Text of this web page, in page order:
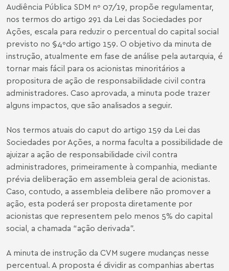
Audiência Pública SDM nº 07/19, propõe regulamentar,
nos termos do artigo 291 da Lei das Sociedades por
Ações, escala para reduzir o percentual do capital social
previsto no §4ºdo artigo 159. O objetivo da minuta de
instrução, atualmente em fase de análise pela autarquia, é
tornar mais fácil para os acionistas minoritários a
propositura de ação de responsabilidade civil contra
administradores. Caso aprovada, a minuta pode trazer
alguns impactos, que são analisados a seguir.
Nos termos atuais do caput do artigo 159 da Lei das
Sociedades por Ações, a norma faculta a possibilidade de
ajuizar a ação de responsabilidade civil contra
administradores, primeiramente à companhia, mediante
prévia deliberação em assembleia geral de acionistas.
Caso, contudo, a assembleia delibere não promover a
ação, esta poderá ser proposta diretamente por
acionistas que representem pelo menos 5% do capital
social, a chamada “ação derivada”.
A minuta de instrução da CVM sugere mudanças nesse
percentual. A proposta é dividir as companhias abertas